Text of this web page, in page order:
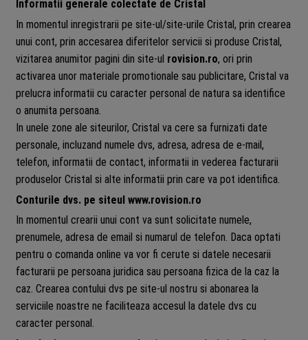
Informatii generale colectate de Cristal
In momentul inregistrarii pe site-ul/site-urile Cristal, prin crearea
unui cont, prin accesarea diferitelor servicii si produse Cristal,
vizitarea anumitor pagini din site-ul rovision.ro, ori prin
activarea unor materiale promotionale sau publicitare, Cristal va
prelucra informatii cu caracter personal de natura sa identifice
o anumita persoana.
In unele zone ale siteurilor, Cristal va cere sa furnizati date
personale, incluzand numele dvs, adresa, adresa de e-mail,
telefon, informatii de contact, informatii in vederea facturarii
produselor Cristal si alte informatii prin care va pot identifica.
Conturile dvs. pe siteul www.rovision.ro
In momentul crearii unui cont va sunt solicitate numele,
prenumele, adresa de email si numarul de telefon. Daca optati
pentru o comanda online va vor fi cerute si datele necesarii
facturarii pe persoana juridica sau persoana fizica de la caz la
caz. Crearea contului dvs pe site-ul nostru si abonarea la
serviciile noastre ne faciliteaza accesul la datele dvs cu
caracter personal.